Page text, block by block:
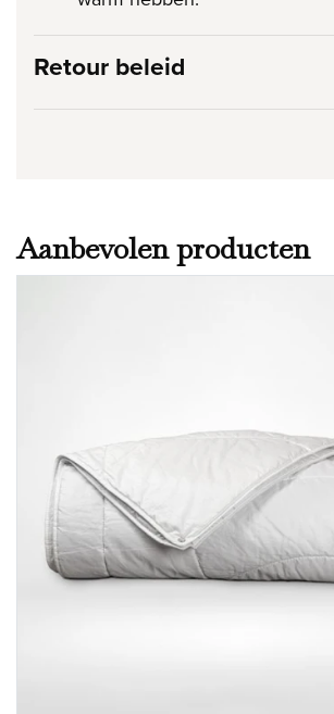
Retour beleid
Aanbevolen producten